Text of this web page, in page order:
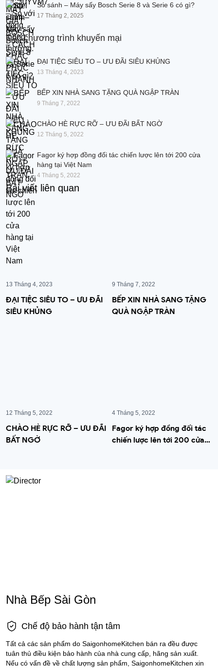
So sánh – Máy sấy Bosch Serie 8 và Serie 6 có gì?
17 Tháng 2, 2025
Các chương trình khuyến mại
ĐẠI TIỆC SIÊU TO – ƯU ĐÃI SIÊU KHỦNG
13 Tháng 4, 2023
BẾP XIN NHÀ SANG TẶNG QUÀ NGẬP TRÀN
9 Tháng 7, 2022
CHÀO HÈ RỰC RỠ – ƯU ĐÃI BẤT NGỜ
12 Tháng 5, 2022
Fagor ký hợp đồng đối tác chiến lược lên tới 200 cửa
hàng tại Việt Nam
4 Tháng 5, 2022
Bài viết liên quan
13 Tháng 4, 2023
ĐẠI TIỆC SIÊU TO – ƯU ĐÃI
SIÊU KHỦNG
9 Tháng 7, 2022
BẾP XIN NHÀ SANG TẶNG
QUÀ NGẬP TRÀN
12 Tháng 5, 2022
CHÀO HÈ RỰC RỠ – ƯU ĐÃI
BẤT NGỜ
4 Tháng 5, 2022
Fagor ký hợp đồng đối tác
chiến lược lên tới 200 cửa
Nhà Bếp Sài Gòn
Chế độ bảo hành tận tâm
Tất cả các sản phẩm do SaigonhomeKitchen bán ra đều được
tuân thủ điều kiện bảo hành của nhà cung cấp, hãng sản xuất.
Nếu có vấn đề về chất lượng sản phẩm, SaigonhomeKitchen xin